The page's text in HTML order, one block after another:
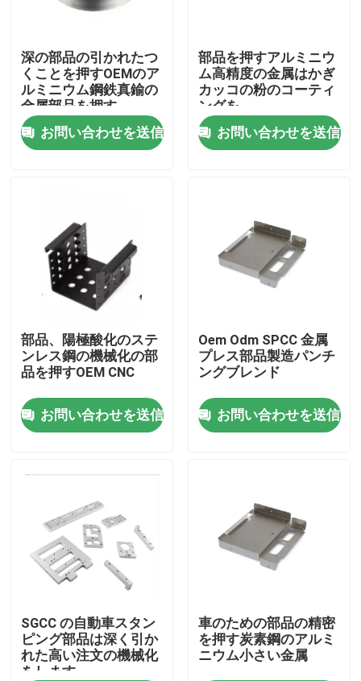
プロダクト
私達について
工場旅行
私達に連絡しなさい
ニュース
場合
精密CNCは部品を機械で造った
深の部品の引かれたつ
くことを押すOEMのア
ルミニウム鋼鉄真鍮の
金属部品を押す
お問い合わせを送信
部品を押すアルミニウ
ム高精度の金属はかぎ
カッコの粉のコーティ
ングを
お問い合わせを送信
部品、陽極酸化のステ
ンレス鋼の機械化の部
品を押すOEM CNC
お問い合わせを送信
Oem Odm SPCC 金属
プレス部品製造パンチ
ングブレンド
お問い合わせを送信
SGCC の自動車スタン
ピング部品は深く引か
れた高い注文の機械化
をします
車のための部品の精密
を押す炭素鋼のアルミ
ニウム小さい金属